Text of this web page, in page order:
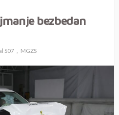
bezbedan
S07 MGZS